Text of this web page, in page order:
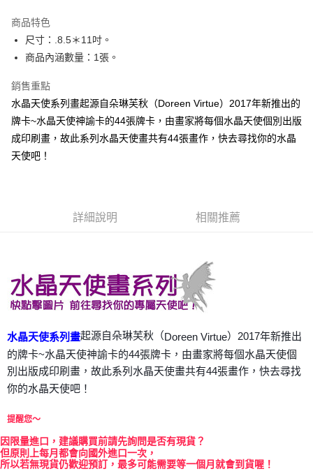
Apple Pay
街口支付
悠遊付
ATM付款
每筆NT$80，滿NT$3,000(含以上)免運費
郵局幫你送（離島）
付款後門市自取
免運費
商品特色
尺寸：.8.5＊11吋。
商品內涵數量：1張。
銷售重點
水晶天使系列畫起源自朵琳芙秋（Doreen Virtue）2017年新推出的
牌卡~水晶天使神諭卡的44張牌卡，由畫家將每個水晶天使個別出版
成印刷畫，故此系列水晶天使畫共有44張畫作，快去尋找你的水晶
天使吧！
詳細說明 相關推薦
水晶天使系列畫起源自朵琳芙秋（Doreen Virtue）2017年新推出
的牌卡~水晶天使神諭卡的44張牌卡，由畫家將每個水晶天使個
別出版成印刷畫，故此系列水晶天使畫共有44張畫作，快去尋找
你的水晶天使吧！
提醒您～
因 限量進口，建議購買前請先詢問是否有現貨？
但原則上每月都會向國外進口一次，
所以若無現貨仍歡迎預訂，最多可能需要等一個月就會到貨喔！